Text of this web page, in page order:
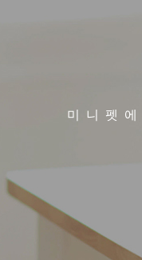
미니펫